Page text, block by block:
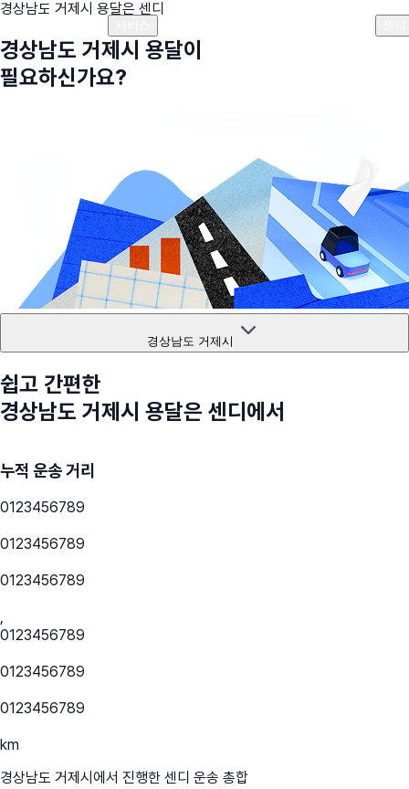
경상남도 거제시 용달은 센디
경상남도 거제시 용달이
필요하신가요?
경상남도 거제시
쉽고 간편한
경상남도 거제시 용달은 센디에서
누적 운송 거리
0123456789
0123456789
0123456789
,
0123456789
0123456789
0123456789
km
경상남도 거제시 에서 진행한 센디 운송 총합